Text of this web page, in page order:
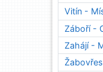
Vitín -
Záboří -
Zahájí -